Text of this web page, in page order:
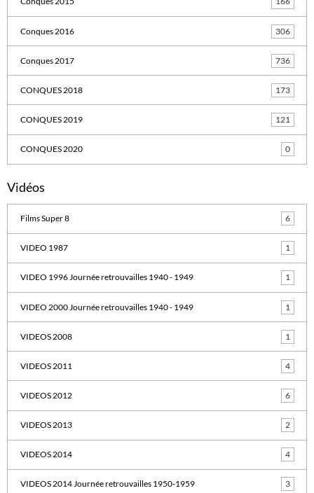
Conques 2016 306
Conques 2017 736
CONQUES 2018 173
CONQUES 2019 121
CONQUES 2020 0
Vidéos
Films Super 8 6
VIDEO 1987 1
VIDEO 1996 Journée retrouvailles 1940 - 1949 1
VIDEO 2000 Journée retrouvailles 1940 - 1949 1
VIDEOS 2008 1
VIDEOS 2011 4
VIDEOS 2012 6
VIDEOS 2013 2
VIDEOS 2014 4
VIDEOS 2014 Journée retrouvailles 1950-1959 3